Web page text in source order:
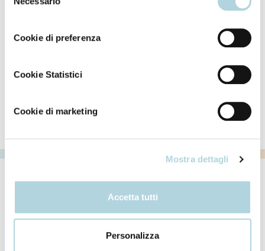
del
Cookie di preferenza
Cookie Statistici
Cookie di marketing
Mostra dettagli
Accetta tutti
Personalizza
Colouring cream
Body